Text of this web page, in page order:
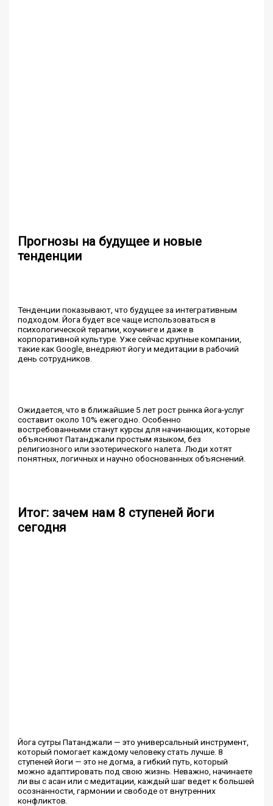
Прогнозы на будущее и новые
тенденции
Тенденции показывают, что будущее за интегративным
подходом. Йога будет все чаще использоваться в
психологической терапии, коучинге и даже в
корпоративной культуре. Уже сейчас крупные компании,
такие как Google, внедряют йогу и медитации в рабочий
день сотрудников.
Ожидается, что в ближайшие 5 лет рост рынка йога-услуг
составит около 10% ежегодно. Особенно
востребованными станут курсы для начинающих, которые
объясняют Патанджали простым языком, без
религиозного или эзотерического налета. Люди хотят
понятных, логичных и научно обоснованных объяснений.
Итог: зачем нам 8 ступеней йоги
сегодня
Йога сутры Патанджали — это универсальный инструмент,
который помогает каждому человеку стать лучше. 8
ступеней йоги — это не догма, а гибкий путь, который
можно адаптировать под свою жизнь. Неважно, начинаете
ли вы с асан или с медитации, каждый шаг ведет к большей
осознанности, гармонии и свободе от внутренних
конфликтов.